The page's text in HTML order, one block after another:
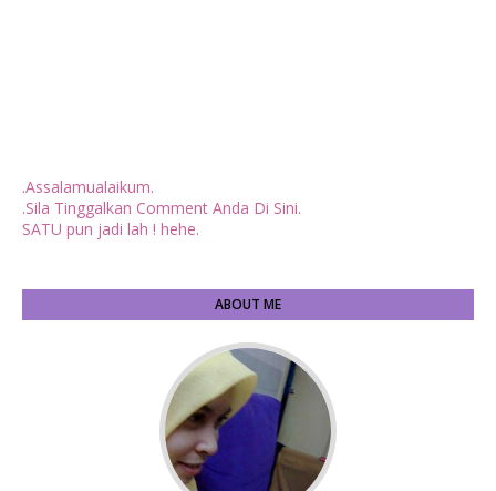
.Assalamualaikum.
.Sila Tinggalkan Comment Anda Di Sini.
SATU pun jadi lah ! hehe.
ABOUT ME